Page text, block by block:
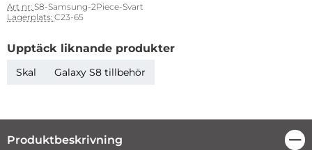
Art nr: S8-Samsung-2Piece-Svart
Lagerplats: C23-65
Upptäck liknande produkter
Skal Galaxy S8 tillbehör
Produktbeskrivning